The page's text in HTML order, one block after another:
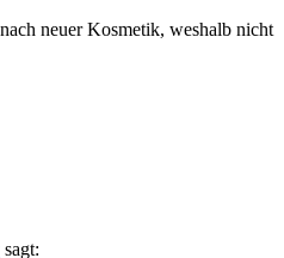
neuer Kosmetik, weshalb nicht
sagt: